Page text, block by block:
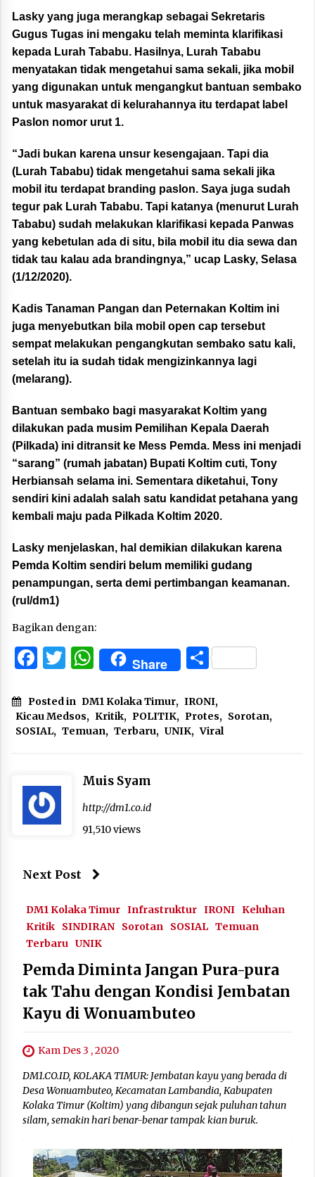
Lasky yang juga merangkap sebagai Sekretaris
Gugus Tugas ini mengaku telah meminta klarifikasi
kepada Lurah Tababu. Hasilnya, Lurah Tababu
menyatakan tidak mengetahui sama sekali, jika mobil
yang digunakan untuk mengangkut bantuan sembako
untuk masyarakat di kelurahannya itu terdapat label
Paslon nomor urut 1.
“Jadi bukan karena unsur kesengajaan. Tapi dia
(Lurah Tababu) tidak mengetahui sama sekali jika
mobil itu terdapat branding paslon. Saya juga sudah
tegur pak Lurah Tababu. Tapi katanya (menurut Lurah
Tababu) sudah melakukan klarifikasi kepada Panwas
yang kebetulan ada di situ, bila mobil itu dia sewa dan
tidak tau kalau ada brandingnya,” ucap Lasky, Selasa
(1/12/2020).
Kadis Tanaman Pangan dan Peternakan Koltim ini
juga menyebutkan bila mobil open cap tersebut
sempat melakukan pengangkutan sembako satu kali,
setelah itu ia sudah tidak mengizinkannya lagi
(melarang).
Bantuan sembako bagi masyarakat Koltim yang
dilakukan pada musim Pemilihan Kepala Daerah
(Pilkada) ini ditransit ke Mess Pemda. Mess ini menjadi
“sarang” (rumah jabatan) Bupati Koltim cuti, Tony
Herbiansah selama ini. Sementara diketahui, Tony
sendiri kini adalah salah satu kandidat petahana yang
kembali maju pada Pilkada Koltim 2020.
Lasky menjelaskan, hal demikian dilakukan karena
Pemda Koltim sendiri belum memiliki gudang
penampungan, serta demi pertimbangan keamanan.
(rul/dm1)
Bagikan dengan:
Facebook
Twitter
WhatsApp
Share Share
Posted in DM1 Kolaka Timur, IRONI,
Kicau Medsos, Kritik, POLITIK, Protes, Sorotan,
SOSIAL, Temuan, Terbaru, UNIK, Viral
Muis Syam
http://dm1.co.id
91,510 views
Next Post
DM1 Kolaka Timur Infrastruktur IRONI Keluhan
Kritik
SINDIRAN Sorotan SOSIAL Temuan
Terbaru UNIK
Pemda Diminta Jangan Pura-pura
tak Tahu dengan Kondisi Jembatan
Kayu di Wonuambuteo
Kam Des 3 , 2020
DM1.CO.ID, KOLAKA TIMUR: Jembatan kayu yang berada di
Desa Wonuambuteo, Kecamatan Lambandia, Kabupaten
Kolaka Timur (Koltim) yang dibangun sejak puluhan tahun
silam, semakin hari benar-benar tampak kian buruk.